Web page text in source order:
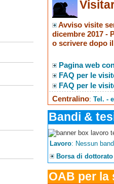
Avviso visite
dicembre 2017 -
o scrivere dopo
Pagina web
FAQ per le
FAQ per le
Centralino:Tel. -
Bandi &
Lavoro: Nessun
Borsa di
OAB per la